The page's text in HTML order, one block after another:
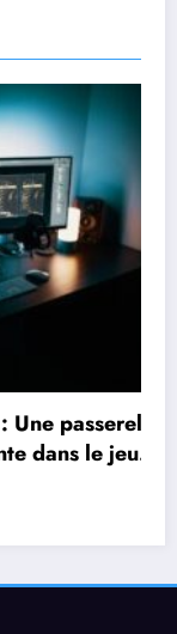
passerelle
le jeu